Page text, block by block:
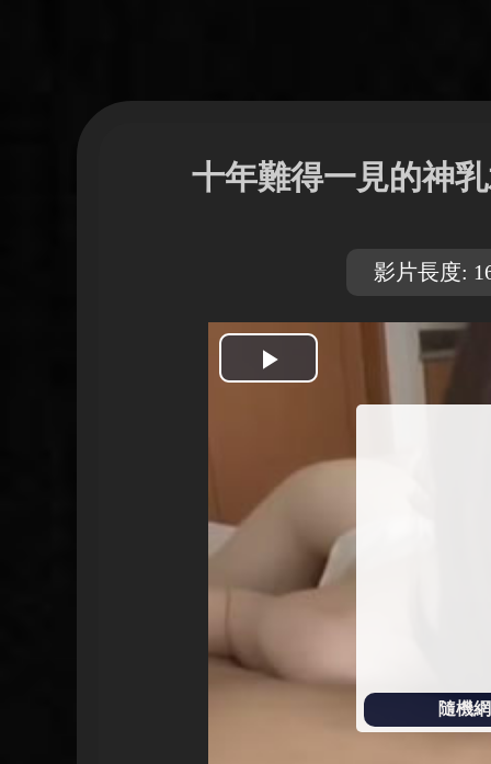
十年難得一見的神
影片長度:
隨機
開
播